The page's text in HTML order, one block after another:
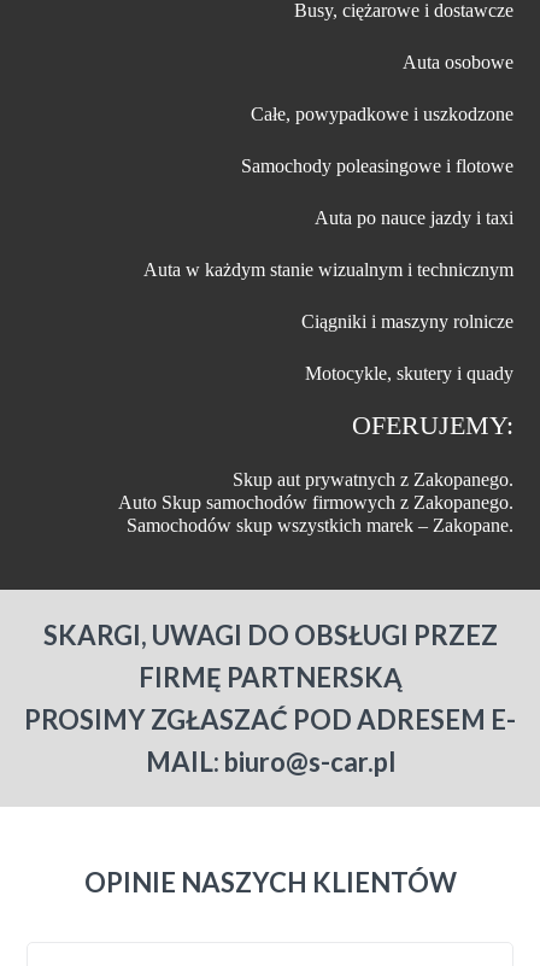
Busy, ciężarowe i dostawcze
Auta osobowe
Całe, powypadkowe i uszkodzone
Samochody poleasingowe i flotowe
Auta po nauce jazdy i taxi
Auta w każdym stanie wizualnym i technicznym
Ciągniki i maszyny rolnicze
Motocykle, skutery i quady
OFERUJEMY:
Skup aut prywatnych z Zakopanego.
Auto Skup samochodów firmowych z Zakopanego.
Samochodów skup wszystkich marek – Zakopane.
SKARGI, UWAGI DO OBSŁUGI PRZEZ
FIRMĘ PARTNERSKĄ
PROSIMY ZGŁASZAĆ POD ADRESEM E-
MAIL: biuro@s-car.pl
OPINIE NASZYCH KLIENTÓW